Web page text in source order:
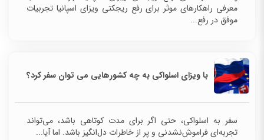
معرفی راهکارهای موثر برای رفع ریجکتی ویزای اسپانیا تجربیات
موفق در رفع...
با ویزای اسلواکی به چه کشورهایی می توان سفر کرد؟
سفر به اسلواکی، حتی اگر برای مدت کوتاهی باشد، می‌تواند
تجربه‌ای فراموش‌نشدنی و پر از خاطرات دل‌انگیز باشد. اما آیا...